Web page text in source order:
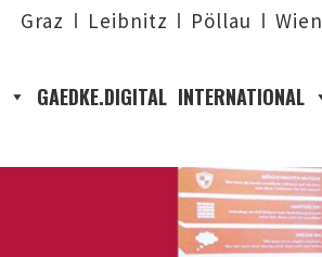
Graz Leibnitz Pöllau Wien
GAEDKE.DIGITAL INTERNATIONAL